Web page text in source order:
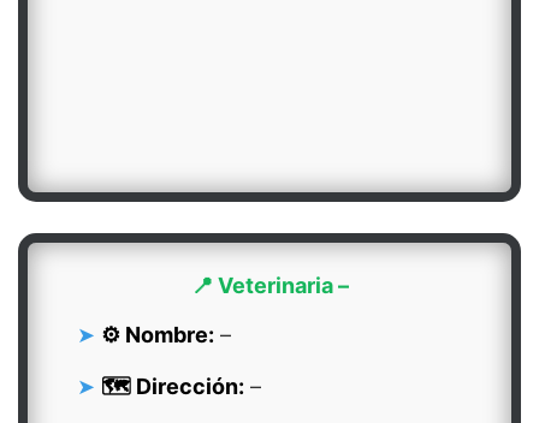
📍 Veterinaria –
⚙️ Nombre: –
🗺️ Dirección: –